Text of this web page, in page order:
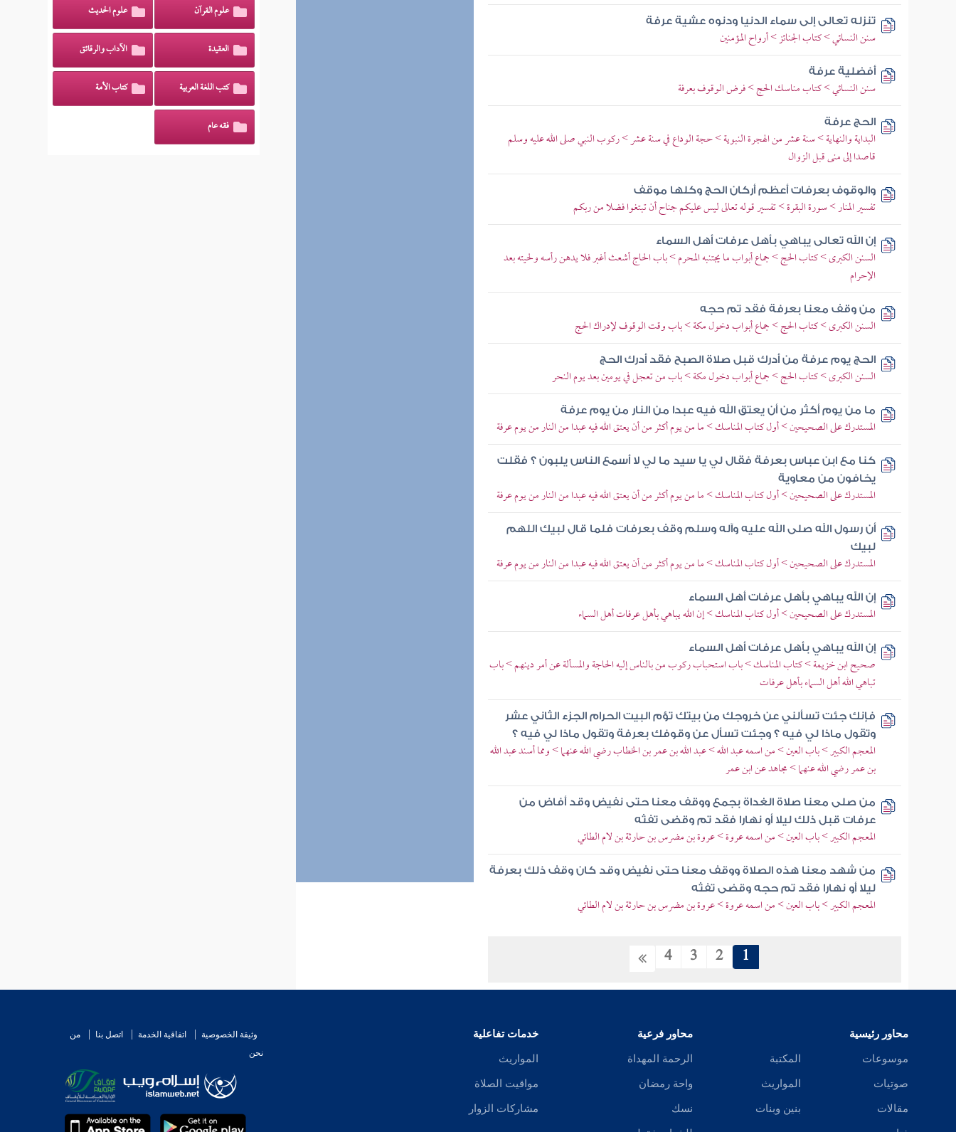
تنزله تعالى إلى سماء الدنيا ودنوه عشية عرفة
سنن النسائي > كتاب الجنائز > أرواح المؤمنين
أفضلية عرفة
سنن النسائي > كتاب مناسك الحج > فرض الوقوف بعرفة
الحج عرفة
البداية والنهاية > سنة عشر من الهجرة النبوية > حجة الوداع في سنة عشر > ركوب النبي صلى الله عليه وسلم
قاصدا إلى منى قبل الزوال
والوقوف بعرفات أعظم أركان الحج وكلها موقف
تفسير المنار > سورة البقرة > تفسير قوله تعالى ليس عليكم جناح أن تبتغوا فضلا من ربكم
إن الله تعالى يباهي بأهل عرفات أهل السماء
السنن الكبرى > كتاب الحج > جماع أبواب ما يجتنبه المحرم > باب الحاج أشعث أغبر فلا يدهن رأسه ولحيته بعد
الإحرام
من وقف معنا بعرفة فقد تم حجه
السنن الكبرى > كتاب الحج > جماع أبواب دخول مكة > باب وقت الوقوف لإدراك الحج
الحج يوم عرفة من أدرك قبل صلاة الصبح فقد أدرك الحج
السنن الكبرى > كتاب الحج > جماع أبواب دخول مكة > باب من تعجل في يومين بعد يوم النحر
ما من يوم أكثر من أن يعتق الله فيه عبدا من النار من يوم عرفة
المستدرك على الصحيحين > أول كتاب المناسك > ما من يوم أكثر من أن يعتق الله فيه عبدا من النار من يوم عرفة
كنا مع ابن عباس بعرفة فقال لي يا سيد ما لي لا أسمع الناس يلبون ؟ فقلت
يخافون من معاوية
المستدرك على الصحيحين > أول كتاب المناسك > ما من يوم أكثر من أن يعتق الله فيه عبدا من النار من يوم عرفة
أن رسول الله صلى الله عليه وآله وسلم وقف بعرفات فلما قال لبيك اللهم
لبيك
المستدرك على الصحيحين > أول كتاب المناسك > ما من يوم أكثر من أن يعتق الله فيه عبدا من النار من يوم عرفة
إن الله يباهي بأهل عرفات أهل السماء
المستدرك على الصحيحين > أول كتاب المناسك > إن الله يباهي بأهل عرفات أهل السماء
إن الله يباهي بأهل عرفات أهل السماء
صحيح ابن خزيمة > كتاب المناسك > باب استحباب ركوب من بالناس إليه الحاجة والمسألة عن أمر دينهم > باب
تباهي الله أهل السماء بأهل عرفات
فإنك جئت تسألني عن خروجك من بيتك تؤم البيت الحرام الجزء الثاني عشر
وتقول ماذا لي فيه ؟ وجئت تسأل عن وقوفك بعرفة وتقول ماذا لي فيه ؟
المعجم الكبير > باب العين > من اسمه عبد الله > عبد الله بن عمر بن الخطاب رضي الله عنهما > ومما أسند عبد الله
بن عمر رضي الله عنهما > مجاهد عن ابن عمر
من صلى معنا صلاة الغداة بجمع ووقف معنا حتى نفيض وقد أفاض من
عرفات قبل ذلك ليلا أو نهارا فقد تم وقضى تفثه
المعجم الكبير > باب العين > من اسمه عروة > عروة بن مضرس بن حارثة بن لام الطائي
من شهد معنا هذه الصلاة ووقف معنا حتى نفيض وقد كان وقف ذلك بعرفة
ليلا أو نهارا فقد تم حجه وقضى تفثه
المعجم الكبير > باب العين > من اسمه عروة > عروة بن مضرس بن حارثة بن لام الطائي
1
2
3
4
علوم القرآن علوم الحديث
العقيدة الآداب والرقائق
كتب اللغة العربية كتاب الأمة
فقه عام
محاور رئيسية
موسوعات
صوتيات
مقالات
المكتبة
المواريث
بنين وبنات
محاور فرعية
الرحمة المهداة
واحة رمضان
نسك
خدمات تفاعلية
المواريث
مواقيت الصلاة
مشاركات الزوار
وثيقة الخصوصية اتفاقية الخدمة اتصل بنا
من
نحن